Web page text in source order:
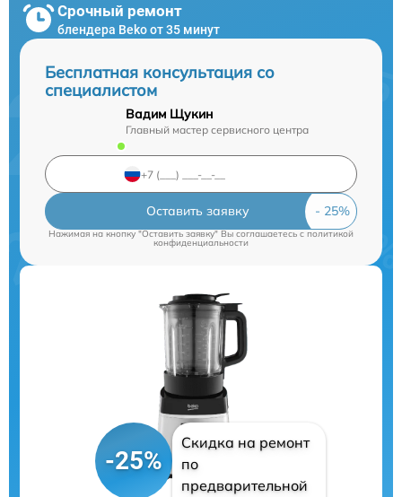
Срочный ремонт
блендера Beko от 35 минут
Бесплатная консультация со
специалистом
Вадим Щукин
Главный мастер сервисного центра
Оставить заявку
Нажимая на кнопку "Оставить заявку" Вы соглашаетесь c политикой
конфиденциальности
-25%
Скидка на ремонт
по
предварительной